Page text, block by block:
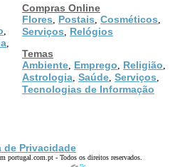
Compras Online
Flores
Postais Cosméticos
Serviços
Relógios
Temas
Ambiente Emprego Religião
Astrologia Saúde Serviços
Tecnologias de Informação
de Privacidade
portugal.com.pt - Todos os direitos reservados.